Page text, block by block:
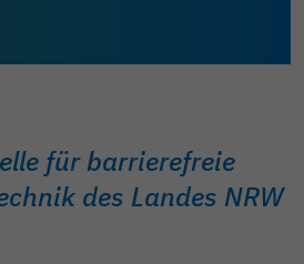
für barrierefreie
des Landes NRW